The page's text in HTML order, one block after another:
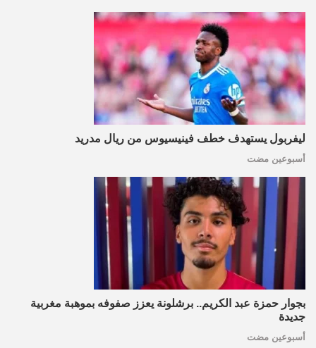
ليفربول يستهدف خطف فينيسيوس من ريال مدريد
أسبوعين مضت
بجوار حمزة عبد الكريم.. برشلونة يعزز صفوفه بموهبة مغربية
جديدة
أسبوعين مضت